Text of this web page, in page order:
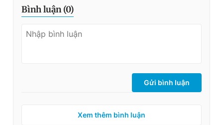
Bình luận (0)
Gửi bình luận
Xem thêm bình luận